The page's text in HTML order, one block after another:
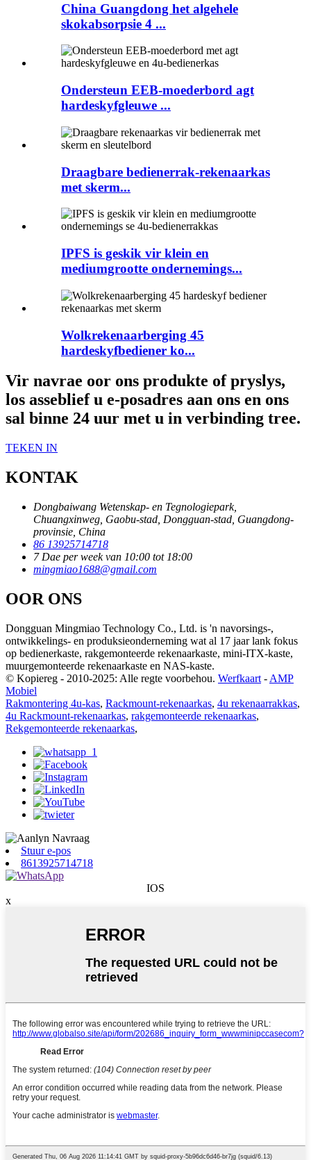
China Guangdong het algehele
skokabsorpsie 4 ...
Ondersteun EEB-moederbord agt
hardeskyfgleuwe ...
Draagbare bedienerrak-rekenaarkas
met skerm...
IPFS is geskik vir klein en
mediumgrootte ondernemings...
Wolkrekenaarberging 45
hardeskyfbediener ko...
Vir navrae oor ons produkte of pryslys,
los asseblief u e-posadres aan ons en ons
sal binne 24 uur met u in verbinding tree.
TEKEN IN
KONTAK
Dongbaiwang Wetenskap- en Tegnologiepark,
Chuangxinweg, Gaobu-stad, Dongguan-stad, Guangdong-
provinsie, China
86 13925714718
7 Dae per week van 10:00 tot 18:00
mingmiao1688@gmail.com
OOR ONS
Dongguan Mingmiao Technology Co., Ltd. is 'n navorsings-,
ontwikkelings- en produksieonderneming wat al 17 jaar lank fokus
op bedienerkaste, rakgemonteerde rekenaarkaste, mini-ITX-kaste,
muurgemonteerde rekenaarkaste en NAS-kaste.
© Kopiereg - 2010-2025: Alle regte voorbehou. Werfkaart - AMP
Mobiel
Rakmontering 4u-kas, Rackmount-rekenaarkas, 4u rekenaarrakkas,
4u Rackmount-rekenaarkas, rakgemonteerde rekenaarkas,
Rekgemonteerde rekenaarkas,
Stuur e-pos
8613925714718
IOS
x